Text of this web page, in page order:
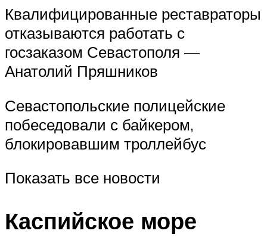
Квалифицированные реставраторы
отказываются работать с
госзаказом Севастополя —
Анатолий Пряшников
Севастопольские полицейские
побеседовали с байкером,
блокировавшим троллейбус
Показать все новости
Каспийское море